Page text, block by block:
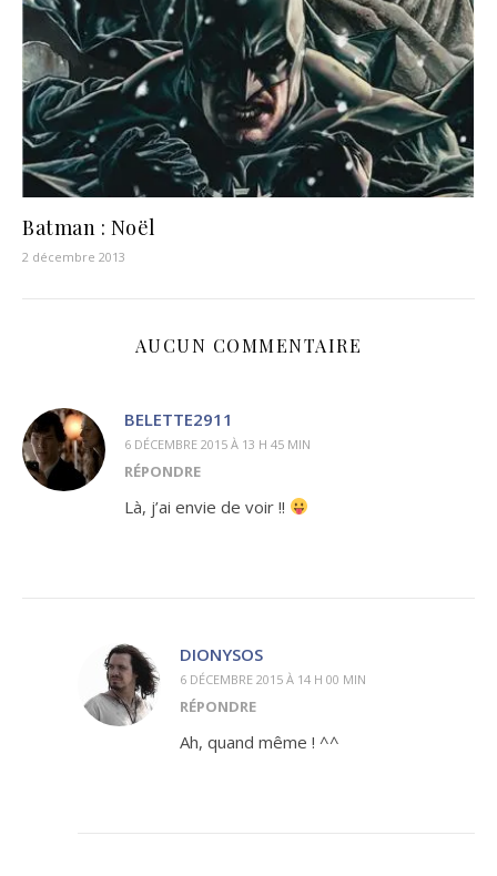
Batman : Noël
2 décembre 2013
AUCUN COMMENTAIRE
BELETTE2911
6 DÉCEMBRE 2015 À 13 H 45 MIN
RÉPONDRE
Là, j’ai envie de voir !!
DIONYSOS
6 DÉCEMBRE 2015 À 14 H 00 MIN
RÉPONDRE
Ah, quand même ! ^^